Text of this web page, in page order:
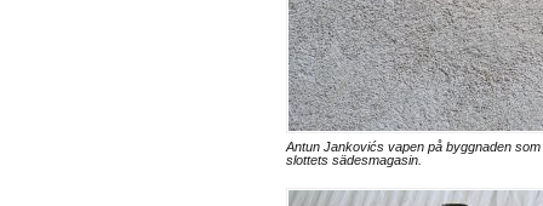
Antun Jankovićs vapen på byggnaden
slottets sädesmagasin.